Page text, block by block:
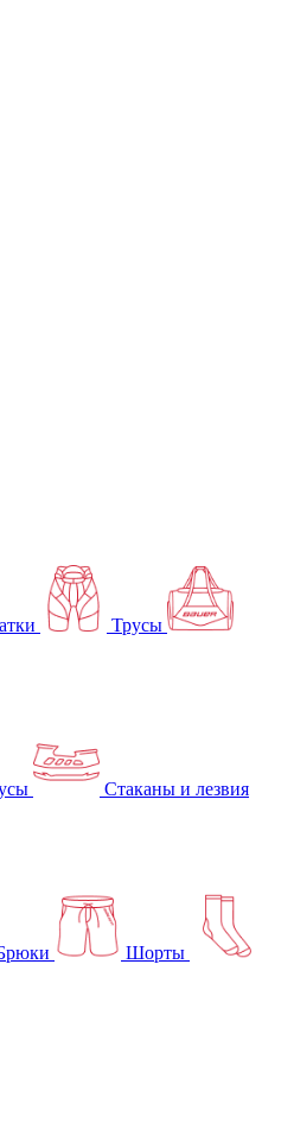
Трусы
Стаканы и лезвия
Шорты